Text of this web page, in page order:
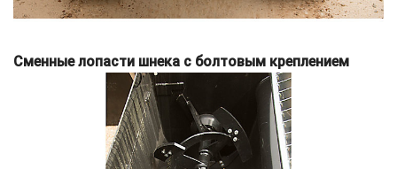
Сменные лопасти шнека с болтовым креплением